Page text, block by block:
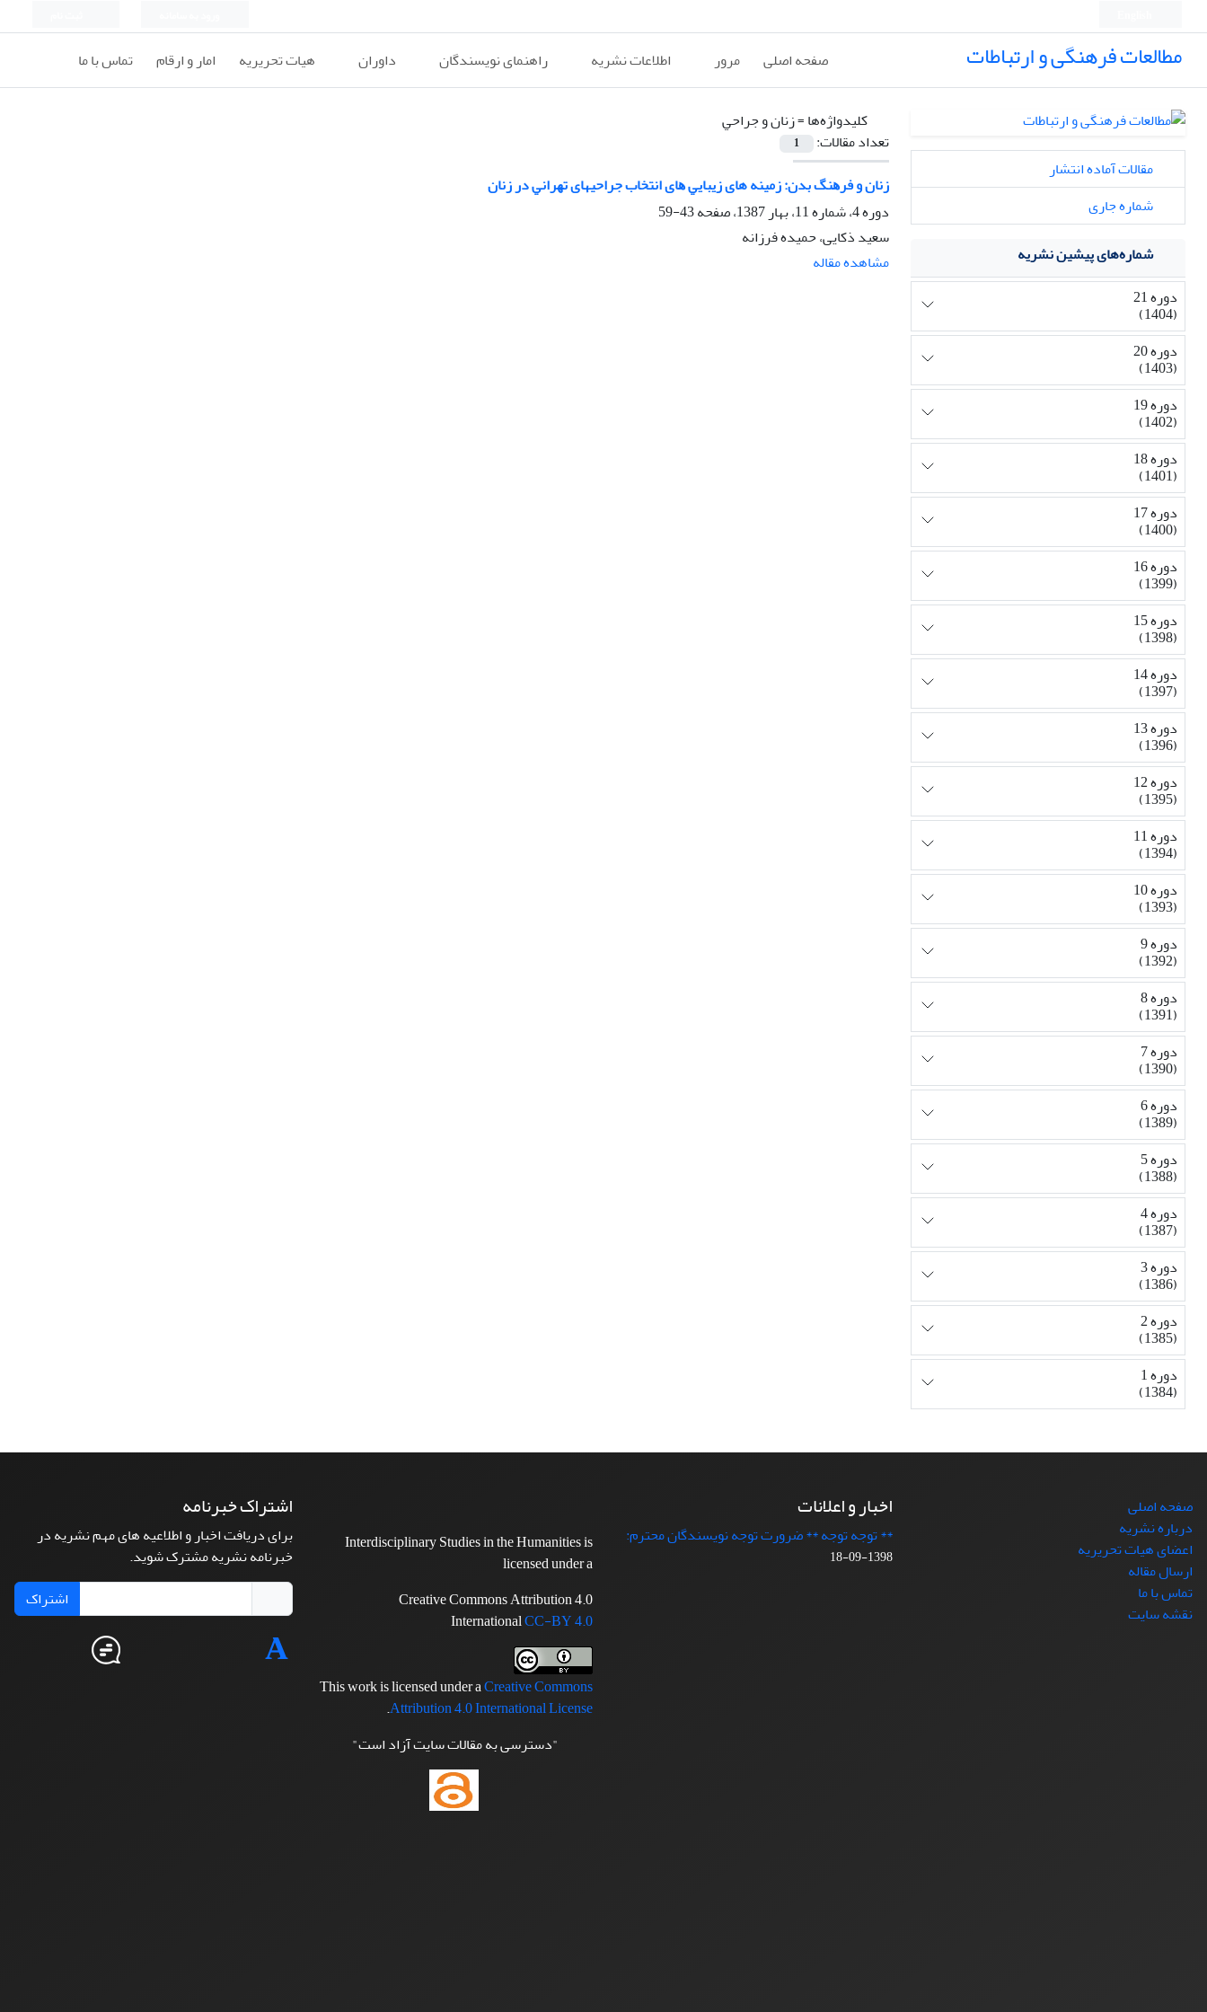
مطالعات فرهنگی و ارتباطات صفحه اصلی مرور اطلاعات نشریه راهنمای نویسندگان داوران هیات تحریریه امار و ارقام تماس با ما
کلیدواژه‌ها =زﻧﺎن و ﺟﺮاﺣﻲ
تعداد مقالات:
1
زﻧﺎن و ﻓﺮﻫﻨﮓ ﺑﺪن: زمینه های زﻳﺒﺎﻳﻲ ﻫﺎی اﻧﺘﺨﺎب جراحیهای ﺗﻬﺮاﻧﻲ در زﻧﺎن
دوره 4، شماره 11، بهار 1387، صفحه
43-59
سعید ذکایی، حمیده فرزانه
مشاهده مقاله
مقالات آماده انتشار
شماره جاری
شماره‌های پیشین نشریه
دوره 21
(1404)
دوره 20
(1403)
دوره 19
(1402)
دوره 18
(1401)
دوره 17
(1400)
دوره 16
(1399)
دوره 15
(1398)
دوره 14
(1397)
دوره 13
(1396)
دوره 12
(1395)
دوره 11
(1394)
دوره 10
(1393)
دوره 9
(1392)
دوره 8
(1391)
دوره 7
(1390)
دوره 6
(1389)
دوره 5
(1388)
دوره 4
(1387)
دوره 3
(1386)
دوره 2
(1385)
دوره 1
(1384)
صفحه اصلی
درباره نشریه
اعضای هیات تحریریه
ارسال مقاله
تماس با ما
نقشه سایت
اخبار و اعلانات
** توجه توجه ** ضرورت توجه نویسندگان محترم:
1398-09-18
Interdisciplinary Studies in the Humanities is
licensed under a
Creative Commons Attribution 4.0
InternationalCC-BY 4.0
This work is licensed under aCreative Commons
Attribution 4.0 International License
.
"دسترسی به مقالات سایت آزاد است"
اشتراک خبرنامه
برای دریافت اخبار و اطلاعیه های مهم نشریه در
خبرنامه نشریه مشترک شوید.
اشتراک